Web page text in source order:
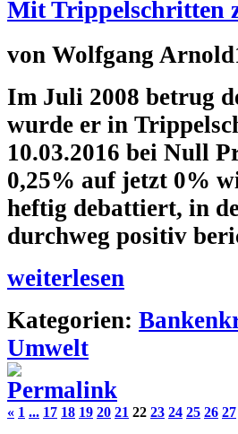
Mit Trippelschritten
von Wolfgang Arnold
Im Juli 2008 betrug
wurde er in
10.03.2016 bei Null
0,25% auf jetzt 0%
heftig debattiert, in
durchweg positiv
weiterlesen
Kategorien:
Umwelt
« 1 ... 17 18 19 20 21 22 23 24 25 26 27